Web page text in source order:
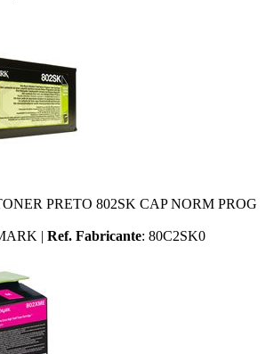
PRETO 802SK CAP NORM PROG
| Ref. Fabricante: 80C2SK0